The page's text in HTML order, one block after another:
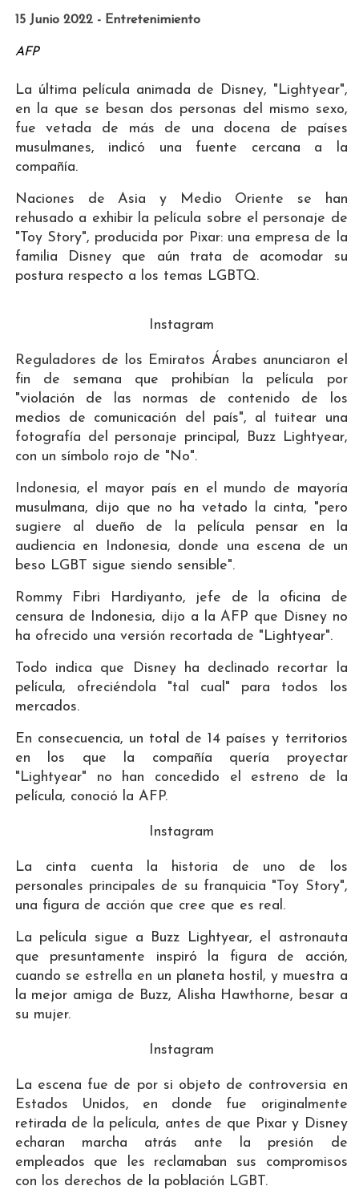
15 Junio 2022 - Entretenimiento
AFP
La última película animada de Disney, "Lightyear",
en la que se besan dos personas del mismo sexo,
fue vetada de más de una docena de países
musulmanes, indicó una fuente cercana a la
compañía.
Naciones de Asia y Medio Oriente se han
rehusado a exhibir la película sobre el personaje de
"Toy Story", producida por Pixar: una empresa de la
familia Disney que aún trata de acomodar su
postura respecto a los temas LGBTQ.
Instagram
Reguladores de los Emiratos Árabes anunciaron el
fin de semana que prohibían la película por
"violación de las normas de contenido de los
medios de comunicación del país", al tuitear una
fotografía del personaje principal, Buzz Lightyear,
con un símbolo rojo de "No".
Indonesia, el mayor país en el mundo de mayoría
musulmana, dijo que no ha vetado la cinta, "pero
sugiere al dueño de la película pensar en la
audiencia en Indonesia, donde una escena de un
beso LGBT sigue siendo sensible".
Rommy Fibri Hardiyanto, jefe de la oficina de
censura de Indonesia, dijo a la AFP que Disney no
ha ofrecido una versión recortada de "Lightyear".
Todo indica que Disney ha declinado recortar la
película, ofreciéndola "tal cual" para todos los
mercados.
En consecuencia, un total de 14 países y territorios
en los que la compañía quería proyectar
"Lightyear" no han concedido el estreno de la
película, conoció la AFP.
Instagram
La cinta cuenta la historia de uno de los
personales principales de su franquicia "Toy Story",
una figura de acción que cree que es real.
La película sigue a Buzz Lightyear, el astronauta
que presuntamente inspiró la figura de acción,
cuando se estrella en un planeta hostil, y muestra a
la mejor amiga de Buzz, Alisha Hawthorne, besar a
su mujer.
Instagram
La escena fue de por si objeto de controversia en
Estados Unidos, en donde fue originalmente
retirada de la película, antes de que Pixar y Disney
echaran marcha atrás ante la presión de
empleados que les reclamaban sus compromisos
con los derechos de la población LGBT.